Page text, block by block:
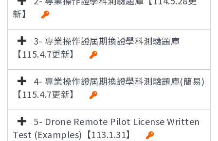
新】
3- 專業操作證屆期換證學科測驗題庫
【115.4.7更新】
4- 專業操作證屆期換證學科測驗題庫(簡易)
【115.4.7更新】
5- Drone Remote Pilot License Written
Test (Examples)【113.1.31】